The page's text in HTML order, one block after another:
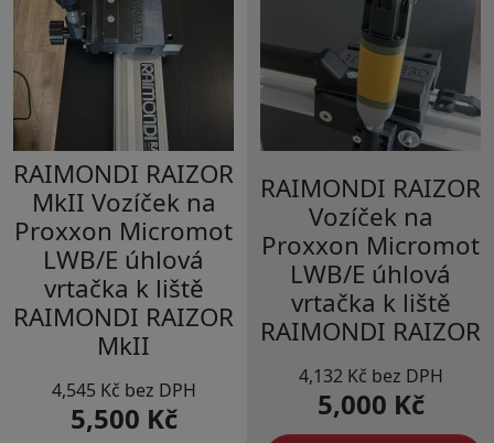
RAIMONDI RAIZOR
MkII Vozíček na
Proxxon Micromot
LWB/E úhlová
vrtačka k liště
RAIMONDI RAIZOR
MkII
4,545 Kč bez DPH
5,500 Kč
RAIMONDI RAIZOR
Vozíček na
Proxxon Micromot
LWB/E úhlová
vrtačka k liště
RAIMONDI RAIZOR
4,132 Kč bez DPH
5,000 Kč